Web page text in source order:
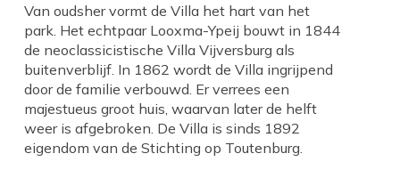
Van oudsher vormt de Villa het hart van het
park. Het echtpaar Looxma-Ypeij bouwt in 1844
de neoclassicistische Villa Vijversburg als
buitenverblijf. In 1862 wordt de Villa ingrijpend
door de familie verbouwd. Er verrees een
majestueus groot huis, waarvan later de helft
weer is afgebroken. De Villa is sinds 1892
eigendom van de Stichting op Toutenburg.